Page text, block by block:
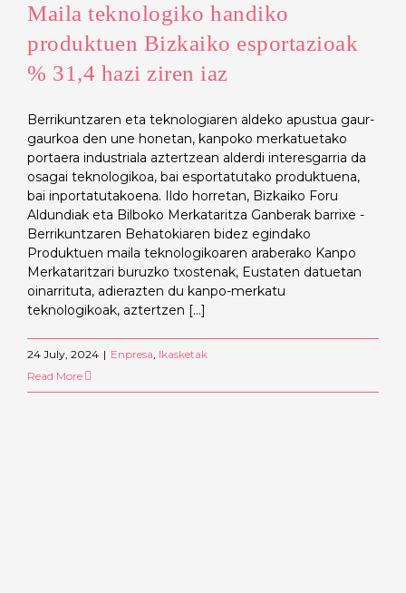
Maila teknologiko handiko
produktuen Bizkaiko esportazioak
% 31,4 hazi ziren iaz
Berrikuntzaren eta teknologiaren aldeko apustua gaur-
gaurkoa den une honetan, kanpoko merkatuetako
portaera industriala aztertzean alderdi interesgarria da
osagai teknologikoa, bai esportatutako produktuena,
bai inportatutakoena. Ildo horretan, Bizkaiko Foru
Aldundiak eta Bilboko Merkataritza Ganberak barrixe -
Berrikuntzaren Behatokiaren bidez egindako
Produktuen maila teknologikoaren araberako Kanpo
Merkataritzari buruzko txostenak, Eustaten datuetan
oinarrituta, adierazten du kanpo-merkatu
teknologikoak, aztertzen [...]
24 July, 2024 | Enpresa, Ikasketak
Read More